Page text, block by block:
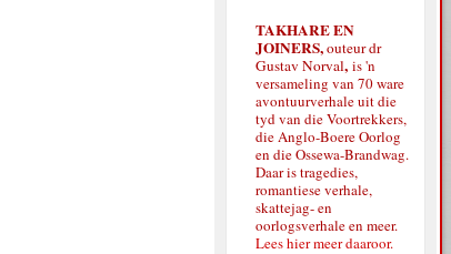
TAKHARE EN
JOINERS,outeur dr
Gustav Norval, is 'n
versameling van 70 ware
avontuurverhale uit die
tyd van die Voortrekkers,
die Anglo-Boere Oorlog
en die Ossewa-Brandwag.
Daar is tragedies,
romantiese verhale,
skattejag- en
oorlogsverhale en meer.
Lees hier meer daaroor.